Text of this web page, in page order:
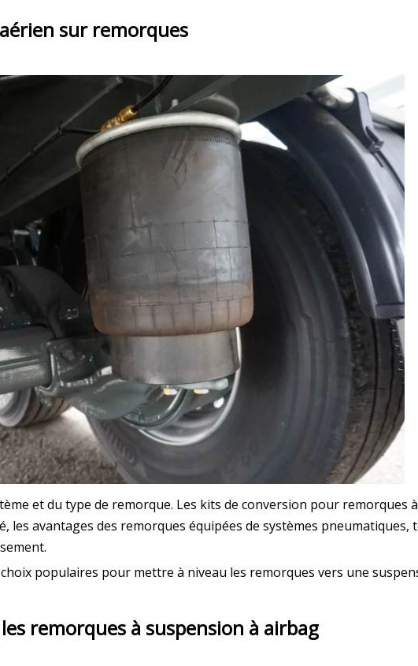
sur remorques
et du type de remorque. Les kits de conversion pour remorques
avantages des remorques équipées de systèmes pneumatiques,
populaires pour mettre à niveau les remorques vers une
remorques à suspension à airbag